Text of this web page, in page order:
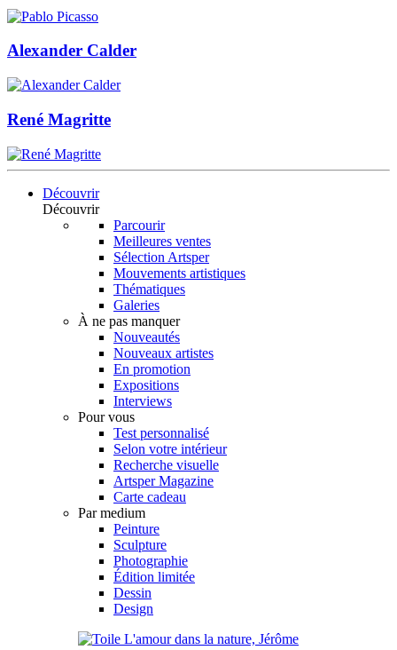
Alexander Calder
René Magritte
Découvrir
Découvrir
Parcourir
Meilleures ventes
Sélection Artsper
Mouvements artistiques
Thématiques
Galeries
À ne pas manquer
Nouveautés
Nouveaux artistes
En promotion
Expositions
Interviews
Pour vous
Test personnalisé
Selon votre intérieur
Recherche visuelle
Artsper Magazine
Carte cadeau
Par medium
Peinture
Sculpture
Photographie
Édition limitée
Dessin
Design